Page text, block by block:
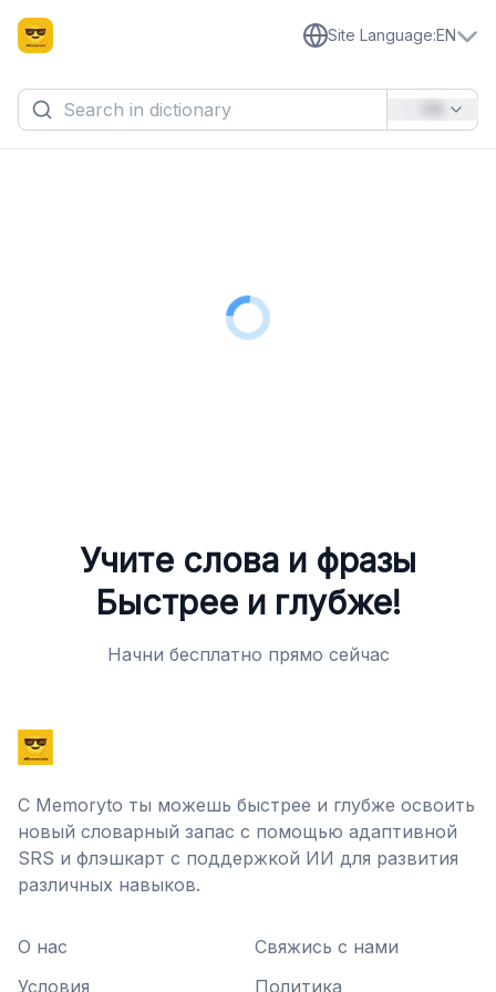
Site Language:EN
Учите слова и фразы
Быстрее и глубже!
Начни бесплатно прямо сейчас
С Memoryto ты можешь быстрее и глубже освоить
новый словарный запас с помощью адаптивной
SRS и флэшкарт с поддержкой ИИ для развития
различных навыков.
О нас
Свяжись с нами
Условия
Политика